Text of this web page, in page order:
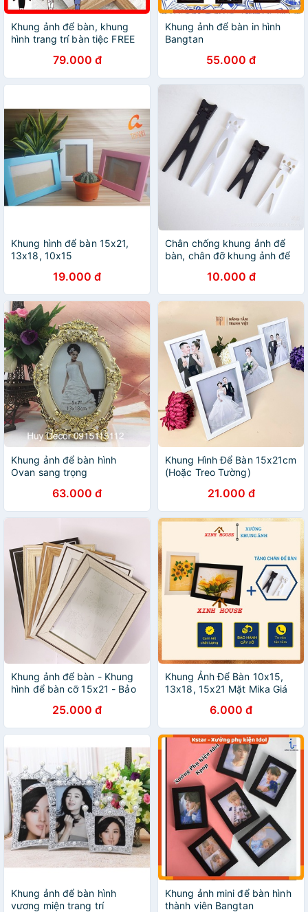
Khung ảnh để bàn, khung
hình trang trí bàn tiệc FREE
79.000 đ
Khung ảnh để bàn in hình
Bangtan
55.000 đ
Khung hình để bàn 15x21,
13x18, 10x15
19.000 đ
Chân chống khung ảnh để
bàn, chân đỡ khung ảnh để
10.000 đ
Khung ảnh để bàn hình
Ovan sang trọng
63.000 đ
Khung Hình Để Bàn 15x21cm
(Hoặc Treo Tường)
21.000 đ
Khung ảnh để bàn - Khung
hình để bàn cỡ 15x21 - Bảo
25.000 đ
Khung Ảnh Để Bàn 10x15,
13x18, 15x21 Mặt Mika Giá
6.000 đ
Khung ảnh để bàn hình
vương miện trang trí
Khung ảnh mini để bàn hình
thành viên Bangtan